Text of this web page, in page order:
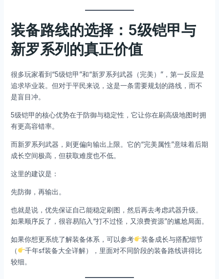
装备路线的选择：5级铠甲与
新罗系列的真正价值
很多玩家看到“5级铠甲”和“新罗系列武器（完美）”，第一反应是
追求毕业装。但对于平民来说，这是一条需要规划的路线，而不
是盲目冲。
5级铠甲的核心优势在于防御与稳定性，它让你在刷高级地图时拥
有更高容错率。
而新罗系列武器，则更偏向输出上限。它的“完美属性”意味着后期
成长空间极高，但获取难度也不低。
这里的建议是：
先防御，再输出。
也就是说，优先保证自己能稳定刷图，然后再去考虑武器升级。
如果顺序反了，很容易陷入“打不过怪，又浪费资源”的尴尬局面。
如果你想更系统了解装备体系，可以参考
装备成长与搭配细节
（
千年sf装备大全详解），里面对不同阶段的装备路线讲得比
较细。